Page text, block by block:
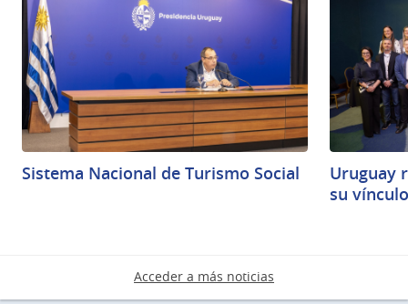
Sistema Nacional de Turismo Social
Uruguay
su
Acceder a más noticias